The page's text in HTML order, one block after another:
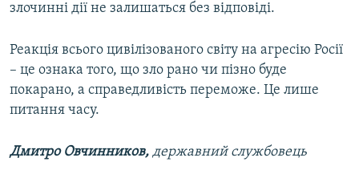
злочинні дії не залишаться без відповіді.
Реакція всього цивілізованого світу на агресію Росії
– це ознака того, що зло рано чи пізно буде
покарано, а справедливість переможе. Це лише
питання часу.
Дмитро Овчинников, державний службовець